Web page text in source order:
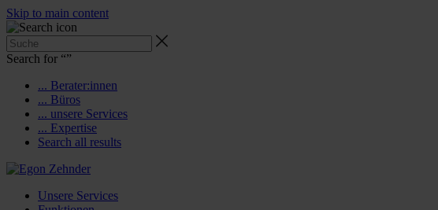
Skip to main content
Search for “”
... Berater:innen
... Büros
... unsere Services
... Expertise
Search all results
Unsere Services